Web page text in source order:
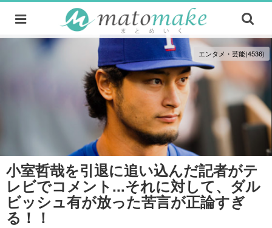
エンタメ・芸能(4536)
小室哲哉を引退に追い込んだ記者がテ
レビでコメント...それに対して、ダル
ビッシュ有が放った苦言が正論すぎ
る！！